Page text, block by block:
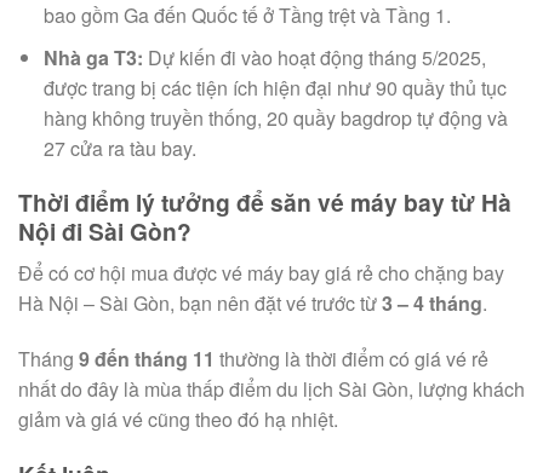
bao gồm Ga đến Quốc tế ở Tầng trệt và Tầng 1.
Nhà ga T3: Dự kiến đi vào hoạt động tháng 5/2025,
được trang bị các tiện ích hiện đại như 90 quầy thủ tục
hàng không truyền thống, 20 quầy bagdrop tự động và
27 cửa ra tàu bay.
Thời điểm lý tưởng để săn vé máy bay từ Hà
Nội đi Sài Gòn?
Để có cơ hội mua được vé máy bay giá rẻ cho chặng bay
Hà Nội – Sài Gòn, bạn nên đặt vé trước từ3 – 4 tháng.
Tháng 9 đến tháng 11 thường là thời điểm có giá vé rẻ
nhất do đây là mùa thấp điểm du lịch Sài Gòn, lượng khách
giảm và giá vé cũng theo đó hạ nhiệt.